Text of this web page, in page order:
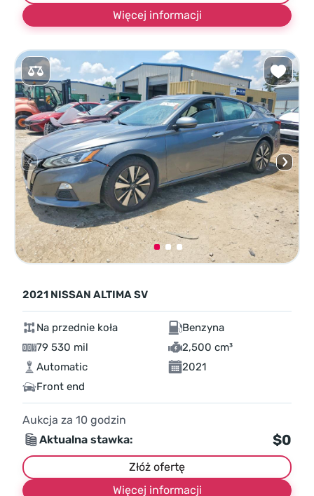
Więcej informacji
2021 NISSAN ALTIMA SV
Na przednie koła
Benzyna
79 530 mil
2,500 cm³
Automatic
2021
Front end
Aukcja za 10 godzin
Aktualna stawka:
$0
Złóż ofertę
Więcej informacji